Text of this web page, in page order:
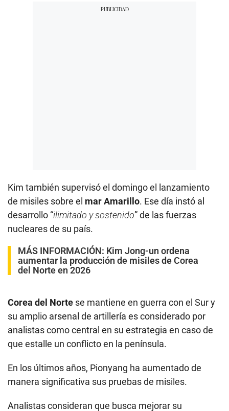
Kim también supervisó el domingo el lanzamiento
de misiles sobre el mar Amarillo. Ese día instó al
desarrollo “ilimitado y sostenido” de las fuerzas
nucleares de su país.
MÁS INFORMACIÓN: Kim Jong-un ordena
aumentar la producción de misiles de Corea
del Norte en 2026
Corea del Norte se mantiene en guerra con el Sur y
su amplio arsenal de artillería es considerado por
analistas como central en su estrategia en caso de
que estalle un conflicto en la península.
En los últimos años, Pionyang ha aumentado de
manera significativa sus pruebas de misiles.
Analistas consideran que busca mejorar su